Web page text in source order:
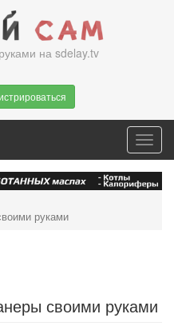
на sdelay.tv
руками
своими руками